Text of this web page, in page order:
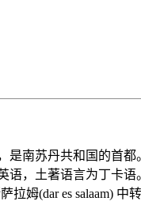
是南苏丹共和国的首
英语，土著语言为丁
拉姆(dar es salaam) 中